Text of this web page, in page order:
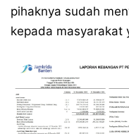
pihaknya sudah
kepada masyarakat